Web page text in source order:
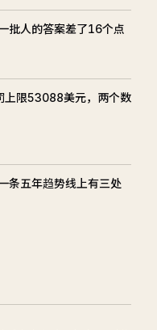
Agent; +https://
批人的答案差了16个点
上限53088美元，两个数
条五年趋势线上有三处